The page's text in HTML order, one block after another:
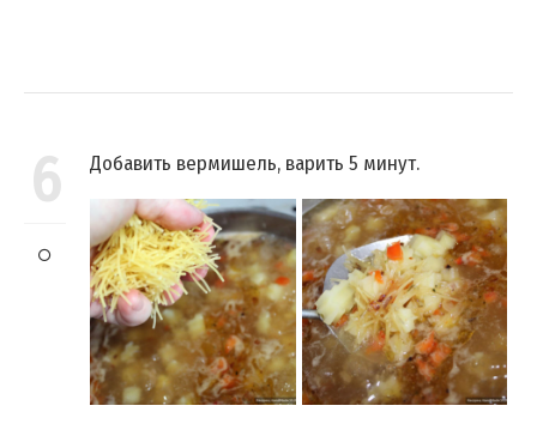
6 Добавить вермишель, варить 5 минут.